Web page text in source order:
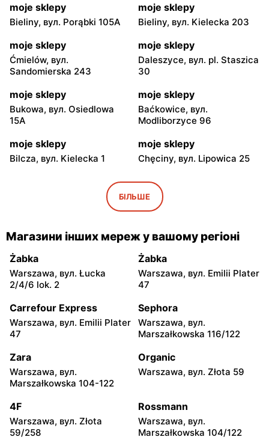
moje sklepy
Bieliny, вул. Porąbki 105A
moje sklepy
Bieliny, вул. Kielecka 203
moje sklepy
Ćmielów, вул.
Sandomierska 243
moje sklepy
Daleszyce, вул. pl. Staszica
30
moje sklepy
Bukowa, вул. Osiedlowa
15A
moje sklepy
Baćkowice, вул.
Modliborzyce 96
moje sklepy
Bilcza, вул. Kielecka 1
moje sklepy
Chęciny, вул. Lipowica 25
Iwaniska, вул. Ujazdowska
moje sklepy
Bogoria, вул. Rynek 30
moje sklepy
Gorzyce, вул. Szkolna 44 Grębów, вул. Wydrza 180
moje sklepy
Jadachy, вул. Jadachy 111
moje sklepy
Jeżowe, вул. Zalesie 77
moje sklepy
Kazimierza Wielka, вул.
Kolejowa 15
moje sklepy
Kamień, вул. Błonie 23
moje sklepy
Górki, вул. Górki 71
moje sklepy
Gumniska, вул. Gumniska
moje sklepy
Iwierzyce, вул. Iwierzyce
152A
moje sklepy
Tczew, вул. Franciszka
Żwirki 61
БІЛЬШЕ
Магазини інших мереж у вашому регіоні
Żabka
Warszawa, вул. Łucka
2/4/6 lok. 2
Żabka
Warszawa, вул. Emilii Plater
47
Carrefour Express
Warszawa, вул. Emilii Plater
47
Sephora
Warszawa, вул.
Marszałkowska 116/122
Zara
Warszawa, вул.
Marszałkowska 104-122
Organic
Warszawa, вул. Złota 59
4F
Warszawa, вул. Złota
59/258
Rossmann
Warszawa, вул.
Marszałkowska 104/122